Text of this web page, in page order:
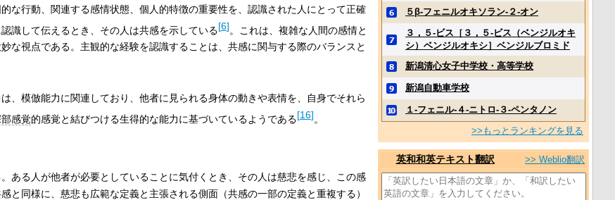
な行動、関連する感情状態、個人的特徴の重要性を、認識された人にとって正確
識して伝えるとき、その人は共感を示している[6]。これは、複雑な人間の感情と
な視点である。主観的な経験を認識することは、共感に関与する際のバランスと
、模倣能力に関連しており、他者に見られる身体の動きや表情を、自身でそれら
感覚的感覚と結びつける生得的な能力に基づいているようである[16]。
ある人が他者が必要としていることに気付くとき、その人は慈悲を感じ、この感
と同様に、慈悲も広範な定義と主張される側面（共感の一部の定義と重複する）
５β‐フェニルオキソラン‐２‐オン
３，５‐ビス［３，５‐ビス（ベンジルオキ
シ）ベンジルオキシ］ベンジルブロミド
新潟清心女子中学校・高等学校
新潟自動車学校
１‐フェニル‐４‐ニトロ‐３‐ペンタノン
>>もっとランキングを見る
英和和英テキスト翻訳 >> Weblio翻訳